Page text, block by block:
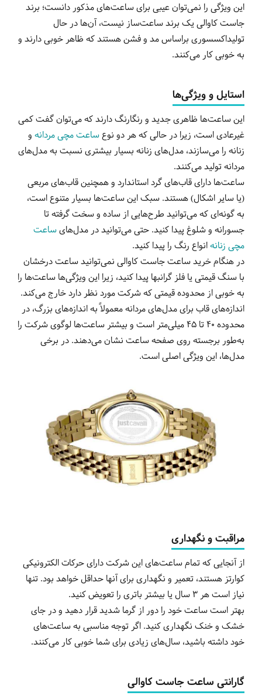
این ویژگی را نمی‌توان عیبی برای ساعت‌های مذکور دانست؛ برند
جاست کاوالی یک برند ساعت‌ساز نیست، آن‌ها در حال
تولیداکسسوری براساس مد و فشن هستند که ظاهر خوبی دارند و
به خوبی کار می‌کنند.
استایل و ویژگی‌ها
این ساعت‌ها ظاهری جدید و رنگارنگ دارند که می‌توان گفت کمی
غیرعادی است، زیرا در حالی که هر دو نوعساعت‌ مچی مردانه و
زنانه را می‌سازند، مدل‌های زنانه بسیار بیشتری نسبت به مدل‌های
مردانه تولید می‌کنند.
ساعت‌ها دارای قاب‌های گرد استاندارد و همچنین قاب‌های مربعی
(یا سایر اشکال) هستند. سبک این ساعت‌ها بسیار متنوع است،
به گونه‌ای که می‌توانید طرح‌هایی از ساده و سخت گرفته تا
جسورانه و شلوغ پیدا کنید. حتی می‌توانید در مدل‌هایساعت
مچی زنانهانواع رنگ را پیدا کنید.
در هنگام خرید ساعت جاست کاوالی نمی‌توانید ساعت درخشان
با سنگ قیمتی یا فلز گرانبها پیدا کنید، زیرا این ویژگی‌ها ساعت‌ها را
به خوبی از محدوده قیمتی که شرکت مورد نظر دارد خارج می‌کند.
اندازه‌های قاب برای مدل‌های مردانه معمولاً به اندازه‌های بزرگ، در
محدوده 40 تا 45 میلی‌متر است و بیشتر ساعت‌ها لوگوی شرکت را
به‌طور برجسته روی صفحه ساعت نشان می‌دهند. در برخی
مدل‌ها، این ویژگی اصلی است.
مراقبت و نگهداری
از آنجایی که تمام ساعت‌های این شرکت دارای حرکات الکترونیکی
کوارتز هستند، تعمیر و نگهداری برای آنها حداقل خواهد بود. تنها
نیاز است هر 3 سال یا بیشتر باتری را تعویض کنید.
بهتر است ساعت خود را دور از گرما شدید قرار دهید و در جای
خشک و خنک نگهداری کنید. اگر توجه مناسبی به ساعت‌های
خود داشته باشید، سال‌های زیادی برای شما خوبی کار می‌کنند.
گارانتی ساعت جاست کاوالی